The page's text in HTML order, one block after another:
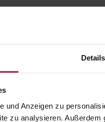
Details
und Anzeigen zu
zu analysieren.
gesund.de